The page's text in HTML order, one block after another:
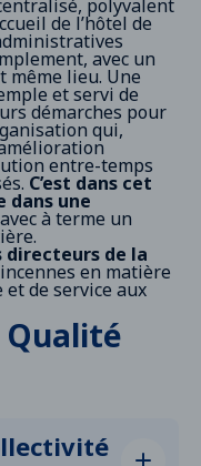
polyvalent
de l’hôtel de
avec un
même lieu. Une
et servi de
démarches pour
qui,
entre-temps
C’est dans cet
dans une
à terme un
directeurs de la
en matière
de service aux
Qualité